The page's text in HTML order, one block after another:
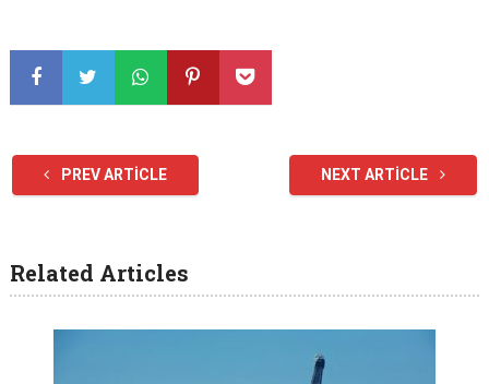
PREV ARTICLE NEXT ARTICLE
Related Articles